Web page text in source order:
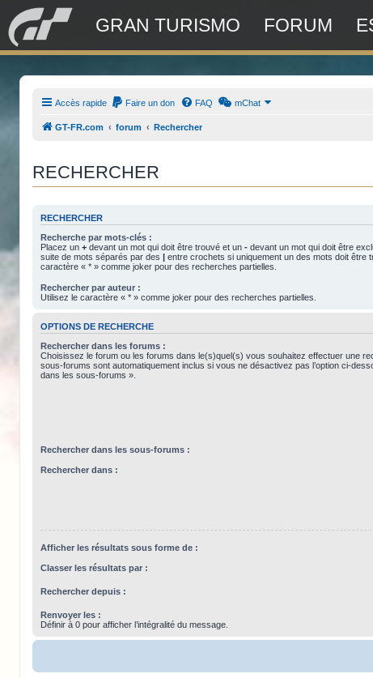
GRAN TURISMO FORUM
Accès rapide Faire un don FAQ mChat
GT-FR.com forum Rechercher
RECHERCHER
RECHERCHER
Recherche par mots-clés :
Placez un+ devant un mot qui doit être trouvé et un- devant un mot qui doit être
suite de mots séparés par des| entre crochets si uniquement un des mots doit être
caractère « * » comme joker pour des recherches partielles.
Rechercher par auteur :
Utilisez le caractère « * » comme joker pour des recherches partielles.
OPTIONS DE RECHERCHE
Rechercher dans les forums :
Choisissez le forum ou les forums dans le(s)quel(s) vous souhaitez effectuer une
sous-forums sont automatiquement inclus si vous ne désactivez pas l’option ci-
dans les sous-forums ».
Rechercher dans les sous-forums :
Rechercher dans :
Afficher les résultats sous forme de :
Classer les résultats par :
Rechercher depuis :
Renvoyer les :
Définir à 0 pour afficher l’intégralité du message.